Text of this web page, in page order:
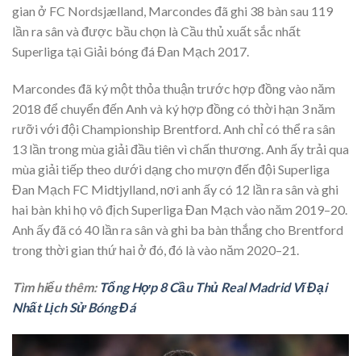
gian ở FC Nordsjælland, Marcondes đã ghi 38 bàn sau 119
lần ra sân và được bầu chọn là Cầu thủ xuất sắc nhất
Superliga tại Giải bóng đá Đan Mạch 2017.
Marcondes đã ký một thỏa thuận trước hợp đồng vào năm
2018 để chuyển đến Anh và ký hợp đồng có thời hạn 3 năm
rưỡi với đội Championship Brentford. Anh chỉ có thể ra sân
13 lần trong mùa giải đầu tiên vì chấn thương. Anh ấy trải qua
mùa giải tiếp theo dưới dạng cho mượn đến đội Superliga
Đan Mạch FC Midtjylland, nơi anh ấy có 12 lần ra sân và ghi
hai bàn khi họ vô địch Superliga Đan Mạch vào năm 2019–20.
Anh ấy đã có 40 lần ra sân và ghi ba bàn thắng cho Brentford
trong thời gian thứ hai ở đó, đó là vào năm 2020–21.
Tìm hiểu thêm: Tổng Hợp 8 Cầu Thủ Real Madrid Vĩ Đại
Nhất Lịch Sử Bóng Đá